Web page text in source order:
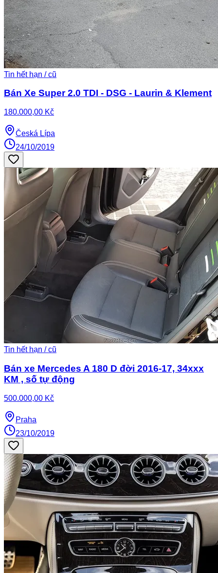
Tin hết hạn / cũ
Bán Xe Super 2.0 TDI - DSG - Laurin & Klement
180.000,00 Kč
Česká Lípa
24/10/2019
Tin hết hạn / cũ
Bán xe Mercedes A 180 D đời 2016-17, 34xxx
KM , số tự động
500.000,00 Kč
Praha
23/10/2019